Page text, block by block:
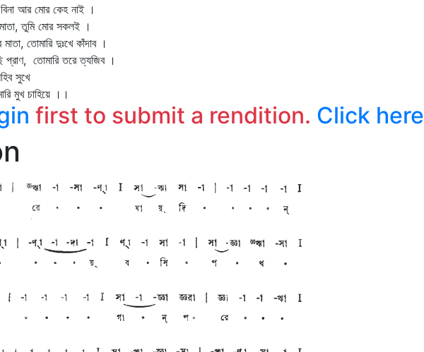
মোর কেহ নাই ।
তুমি মোর সকলই ।
তোমারি দুঃখে কাঁদাব ।
তোমারি তরে ত্যজিব ।
সুখে
।।
first to submit a rendition. Click here